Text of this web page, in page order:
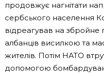
продовжує нагнітати
сербського населення
відреагував на збройне
албанців висилкою та
жителів. Потім НАТО
допомогою